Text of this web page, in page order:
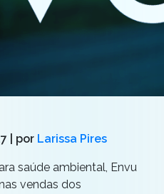
| por Larissa Pires
saúde ambiental, Envu
vendas dos